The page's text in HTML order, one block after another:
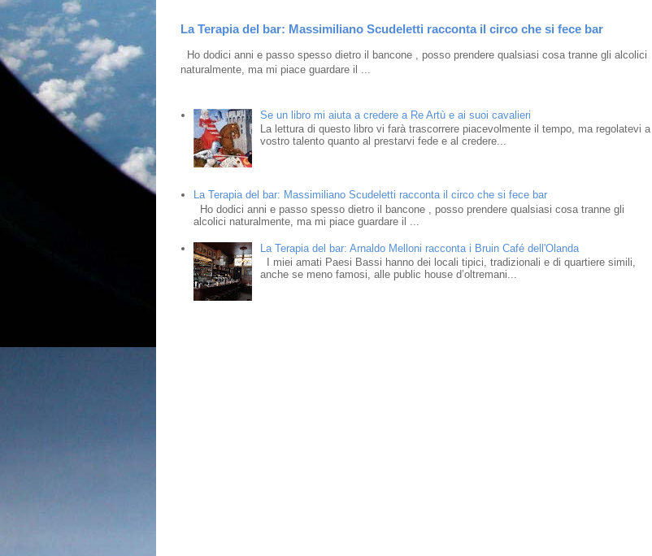
La Terapia del bar: Massimiliano Scudeletti racconta il circo che si fece bar
Ho dodici anni e passo spesso dietro il bancone , posso prendere qualsiasi cosa tranne gli alcolici
naturalmente, ma mi piace guardare il ...
Se un libro mi aiuta a credere a Re Artù e ai suoi cavalieri
La lettura di questo libro vi farà trascorrere piacevolmente il tempo, ma regolatevi a
vostro talento quanto al prestarvi fede e al credere...
La Terapia del bar: Massimiliano Scudeletti racconta il circo che si fece bar
Ho dodici anni e passo spesso dietro il bancone , posso prendere qualsiasi cosa tranne gli
alcolici naturalmente, ma mi piace guardare il ...
La Terapia del bar: Arnaldo Melloni racconta i Bruin Café dell'Olanda
I miei amati Paesi Bassi hanno dei locali tipici, tradizionali e di quartiere simili,
anche se meno famosi, alle public house d’oltremani...